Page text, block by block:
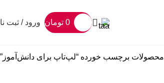
0 تومان ورود / ثبت
محصولات برچسب خورده “لپ‌تاپ برای دانش‌آموز”